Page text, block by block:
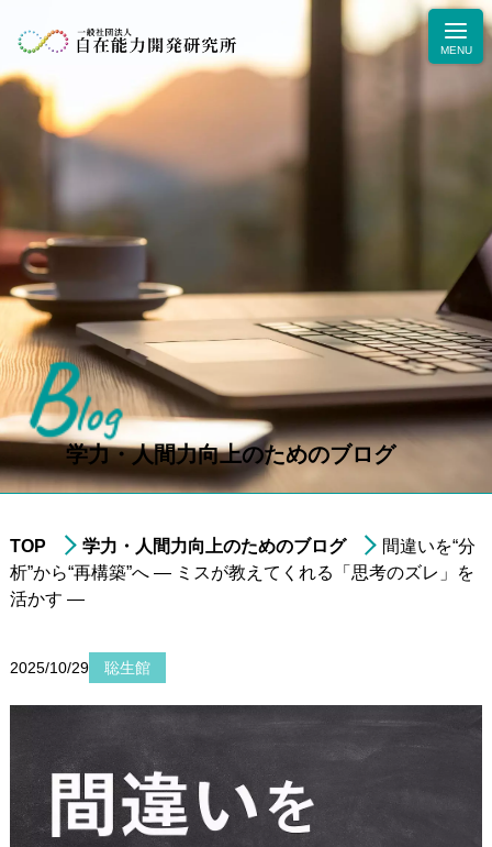
Blog
学力・人間力向上のためのブログ
ニュース
学力・人間力向上のためのブログ
生徒・保護者の声
お問合せ・お申込み
進学実績
非受験の小学生への
小学3年生以上の中学受験指導
中学3年生の高校受験指導
高校生の学習指導&大学受験対策
TOP 学力・人間力向上のためのブログ
間違いを“分
析”から“再構築”へ — ミスが教えてくれる「思考のズレ」を
活かす —
2025/10/29 聡生館